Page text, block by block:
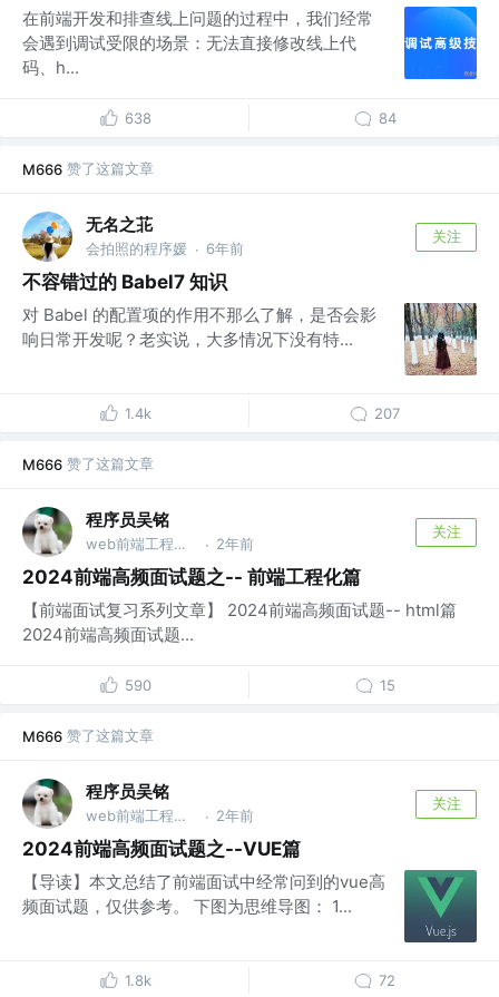
在前端开发和排查线上问题的过程中，我们经常
会遇到调试受限的场景：无法直接修改线上代
码、h...
638 84
M666 赞了这篇文章
无名之苝
会拍照的程序媛 · 6年前
关注
不容错过的 Babel7 知识
对 Babel 的配置项的作用不那么了解，是否会影
响日常开发呢？老实说，大多情况下没有特...
1.4k 207
M666 赞了这篇文章
程序员吴铭
web前端工程师 @公众号@深圳湾码农(ydhlwnxs) · 2年前
关注
2024前端高频面试题之-- 前端工程化篇
【前端面试复习系列文章】 2024前端高频面试题-- html篇
2024前端高频面试题...
590 15
M666 赞了这篇文章
程序员吴铭
web前端工程师 @公众号@深圳湾码农(ydhlwnxs) · 2年前
关注
2024前端高频面试题之--VUE篇
【导读】本文总结了前端面试中经常问到的vue高
频面试题，仅供参考。 下图为思维导图： 1...
1.8k 72